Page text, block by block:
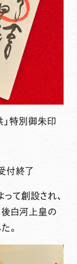
特別御朱印
付終了
て創設され、
白河上皇の
。